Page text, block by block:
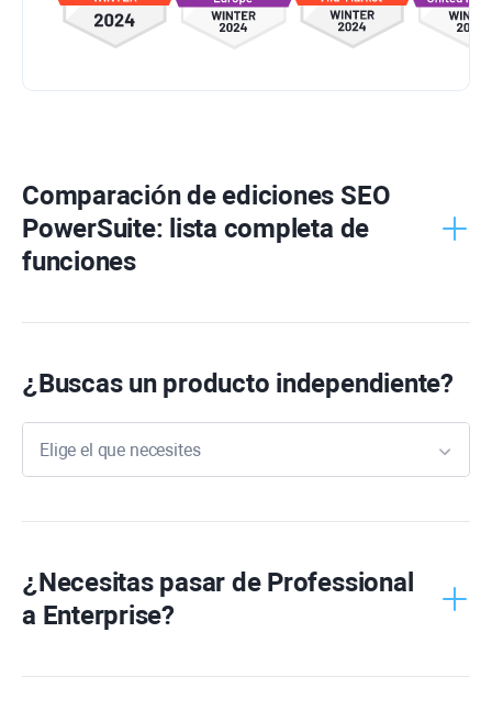
Comparación de ediciones SEO
PowerSuite: lista completa de
funciones
¿Buscas un producto independiente?
Elige el que necesites
RankTracker
WebSiteAuditor
SEOSpyGlass
LinkAssistant
¿Necesitas pasar de Professional
a Enterprise?